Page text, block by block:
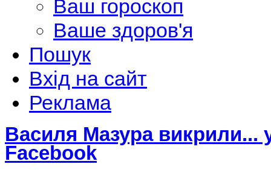
Ваш гороскоп
Ваше здоров'я
Пошук
Вхід на сайт
Реклама
Василя Мазура викрили...
Facebook